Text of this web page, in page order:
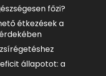
főzi?
étkezések a
állapotot: a